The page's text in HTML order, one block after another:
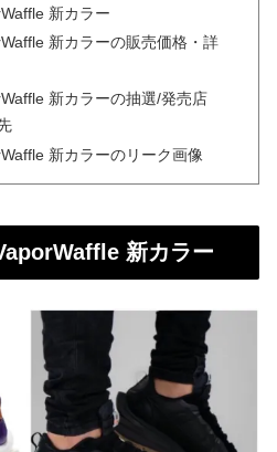
新カラー
新カラーの販売価格・詳
新カラーの抽選/発売店
新カラーのリーク画像
新カラー